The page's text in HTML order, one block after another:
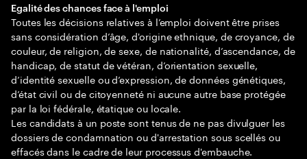
Egalité des chances face à l'emploi
Toutes les décisions relatives à l’emploi doivent être prises
sans considération d’âge, d'origine ethnique, de croyance, de
couleur, de religion, de sexe, de nationalité, d’ascendance, de
handicap, de statut de vétéran, d’orientation sexuelle,
d’identité sexuelle ou d’expression, de données génétiques,
d’état civil ou de citoyenneté ni aucune autre base protégée
par la loi fédérale, étatique ou locale.
Les candidats à un poste sont tenus de ne pas divulguer les
dossiers de condamnation ou d'arrestation sous scellés ou
effacés dans le cadre de leur processus d'embauche.